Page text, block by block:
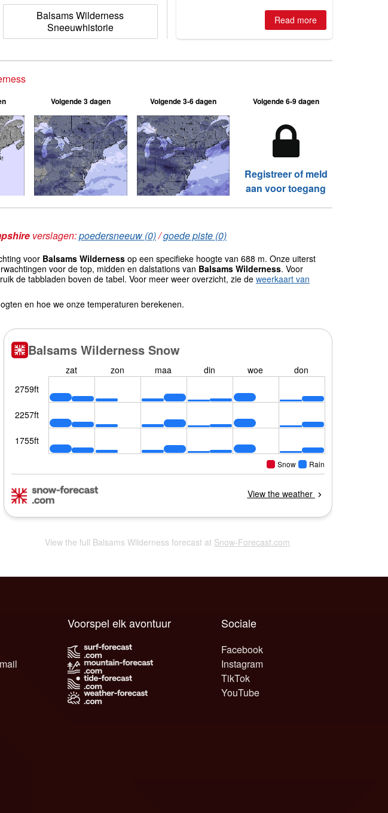
Balsams Wilderness
Sneeuwhistorie
2026, northern hemisphere down to
two outdoor areas still open.Read more
Volgende 3 dagen Volgende 3-6 dagen Volgende 6-9 dagen
Registreer of meld
aan voor toegang
verslagen:poedersneeuw (0)/goede piste (0)
voor Balsams Wilderness op een specifieke hoogte van 688 m. Onze uiterst
voor de top, midden en dalstations van Balsams Wilderness. Voor
de tabbladen boven de tabel. Voor meer weer overzicht, zie de weerkaart van
en hoe we onze temperaturen berekenen.
View the full Balsams Wilderness forecast at Snow-Forecast.com
Sociale
Facebook
Instagram
TikTok
YouTube
Voorspel elk avontuur